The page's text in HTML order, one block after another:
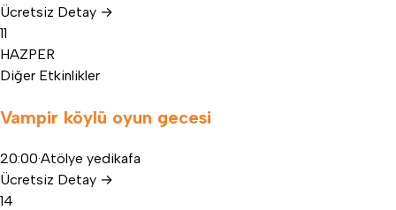
Ücretsiz Detay →
11
HAZPER
Diğer Etkinlikler
Vampir köylü oyun gecesi
20:00·Atölye yedikafa
Ücretsiz Detay →
14